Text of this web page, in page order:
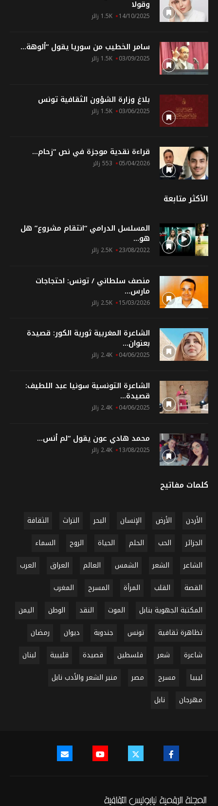
وقولا
14/10/2025 1.5K زائر
سامر الخطيب من سوريا يقول “أُلوهة...
03/09/2025 1.5K زائر
بلاغ وزارة الشؤون الثقافية تونس
03/06/2025 1.5K زائر
قراءة نقدية موجزة في نص “زحام...
05/04/2026 553 زائر
الأكثر متابعة
المسلسل الدرامي “انتقام مشروع” هل
هو...
23/08/2022 2.5K زائر
منصف سلطاني / تونس: احتجاجات
مارس...
15/03/2026 2.5K زائر
الشاعرة المغربية ثورية الكور: قصيدة
بعنوان...
04/06/2025 2.4K زائر
الشاعرة التونسية سونيا عبد اللطيف:
قصيدة...
04/06/2025 2.4K زائر
محمد هادي عون يقول “لم أنس...
13/08/2025 2.4K زائر
كلمات مفاتيح
الأردن الأرض الإنسان البحر التراث
الثقافة
الجزائر
الحب الحلم الحياة الروح
السماء
الشاعر
الشعر الشمس العالم العراق
العرب
القصة
القلب المرأة المسرح
المغرب
المكتبة الجهوية بنابل
الموت النقد الوطن
اليمن
تظاهرة ثقافية
تونس جندوبة ديوان
رمضان
شاعرة
شعر فلسطين قصيدة قليبية
لبنان
ليبيا
مسرح مصر
منبر الشعر والأدب نابل
مهرجان
نابل